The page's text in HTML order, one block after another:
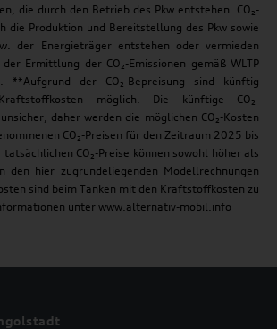
die durch den Betrieb des Pkw entstehen. CO₂-
die Produktion und Bereitstellung des Pkw sowie
der Energieträger entstehen oder vermieden
Ermittlung der CO₂-Emissionen gemäß WLTP
**Aufgrund der CO₂-Bepreisung sind künftig
möglich. Die künftige CO₂-
daher werden die möglichen CO₂-Kosten
CO₂-Preisen für den Zeitraum 2025 bis
CO₂-Preise können sowohl höher als
den hier zugrundeliegenden Modellrechnungen
sind beim Tanken mit den Kraftstoffkosten zu
unter www.alternativ-mobil.info